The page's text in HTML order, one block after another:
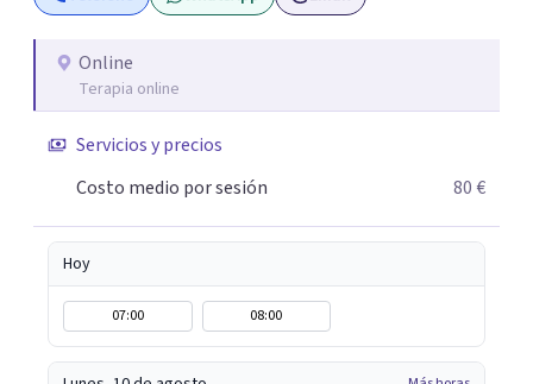
personal concreta. En especial mi ámbito de trabajo es la
disfunción eréctil, la eyaculación precoz y la falta de
es de enorme importancia tanto para el bienestar físico y
mental como a nivel personal para una buena
Online
Terapia online
Servicios y precios
Costo medio por sesión
80 €
Hoy
07:00 08:00